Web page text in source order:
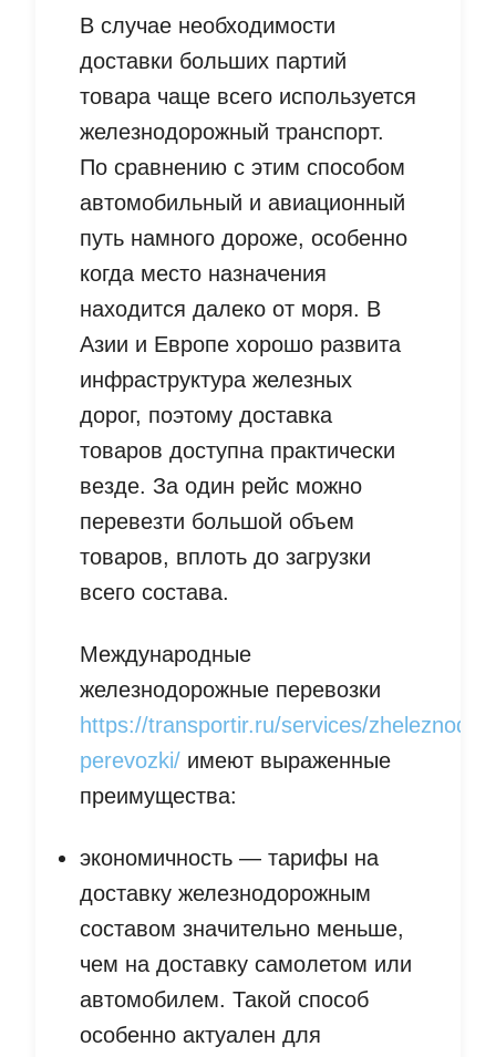
В случае необходимости
доставки больших партий
товара чаще всего используется
железнодорожный транспорт.
По сравнению с этим способом
автомобильный и авиационный
путь намного дороже, особенно
когда место назначения
находится далеко от моря. В
Азии и Европе хорошо развита
инфраструктура железных
дорог, поэтому доставка
товаров доступна практически
везде. За один рейс можно
перевезти большой объем
товаров, вплоть до загрузки
всего состава.
Международные
железнодорожные перевозки
https://transportir.ru/services/
perevozki/ имеют выраженные
преимущества:
экономичность — тарифы на
доставку железнодорожным
составом значительно меньше,
чем на доставку самолетом или
автомобилем. Такой способ
особенно актуален для